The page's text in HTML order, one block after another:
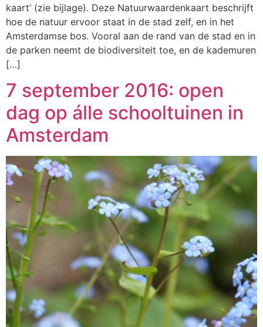
kaart’ (zie bijlage). Deze Natuurwaardenkaart beschrijft
hoe de natuur ervoor staat in de stad zelf, en in het
Amsterdamse bos. Vooral aan de rand van de stad en in
de parken neemt de biodiversiteit toe, en de kademuren
[…]
7 september 2016: open
dag op álle schooltuinen in
Amsterdam